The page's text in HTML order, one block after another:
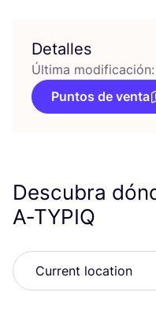
Detalles
Última
Puntos de venta
Descubra
A‑TYPIQ